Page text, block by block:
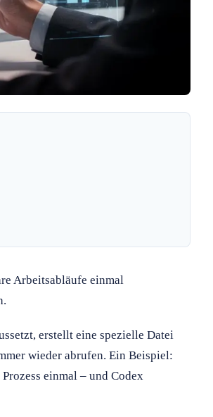
Arbeitsabläufe einmal
erstellt eine spezielle Datei
wieder abrufen. Ein Beispiel:
einmal – und Codex